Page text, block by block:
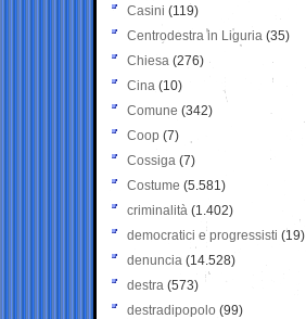
Casini (119)
Centrodestra in Liguria (35)
Chiesa (276)
Cina (10)
Comune (342)
Coop (7)
Cossiga (7)
Costume (5.581)
criminalità (1.402)
democratici e progressisti (19)
denuncia (14.528)
destra (573)
destradipopolo (99)